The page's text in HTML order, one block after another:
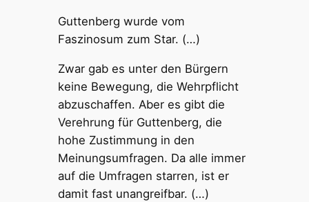
Guttenberg wurde vom
Faszinosum zum Star. (…)
Zwar gab es unter den Bürgern
keine Bewegung, die Wehrpflicht
abzuschaffen. Aber es gibt die
Verehrung für Guttenberg, die
hohe Zustimmung in den
Meinungsumfragen. Da alle immer
auf die Umfragen starren, ist er
damit fast unangreifbar. (…)